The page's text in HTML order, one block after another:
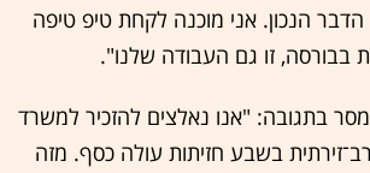
הנכון. אני מוכנה לקחת טיפ טיפה
בבורסה, זו גם העבודה שלנו".
בתגובה: "אנו נאלצים להזכיר למשרד
בשבע חזיתות עולה כסף. מזה